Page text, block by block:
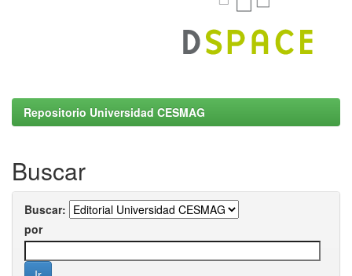
Repositorio Universidad CESMAG
Buscar
Buscar:
por